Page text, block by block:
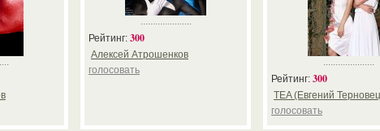
.....................
Рейтинг: 300
Алексей Атрошенков
голосовать
.....................
Рейтинг: 300
TEA (Евгений
голосовать